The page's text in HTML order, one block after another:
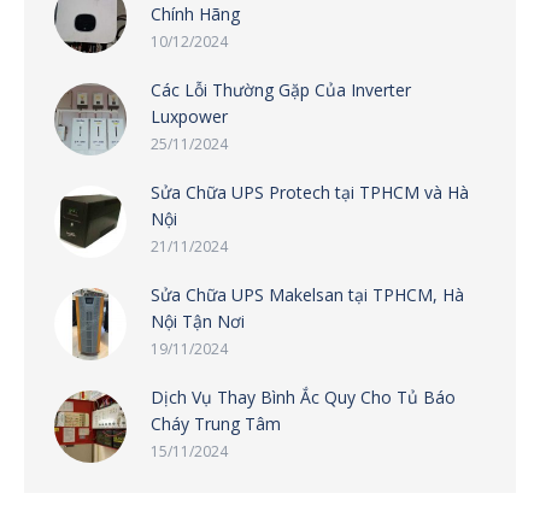
Chính Hãng
10/12/2024
Các Lỗi Thường Gặp Của Inverter
Luxpower
25/11/2024
Sửa Chữa UPS Protech tại TPHCM và Hà
Nội
21/11/2024
Sửa Chữa UPS Makelsan tại TPHCM, Hà
Nội Tận Nơi
19/11/2024
Dịch Vụ Thay Bình Ắc Quy Cho Tủ Báo
Cháy Trung Tâm
15/11/2024